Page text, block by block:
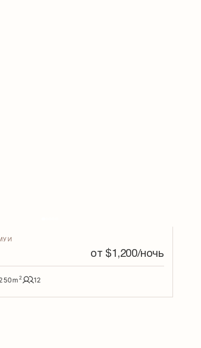
от $1,200/ночь
m 2 12